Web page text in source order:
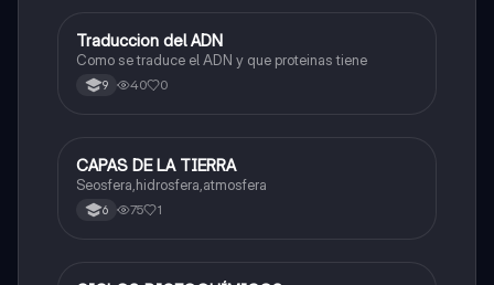
Biologia
Traduccion del ADN
Como se traduce el ADN y que proteinas tiene
9 40 0
Biologia
CAPAS DE LA TIERRA
Seosfera,hidrosfera,atmosfera
6 75 1